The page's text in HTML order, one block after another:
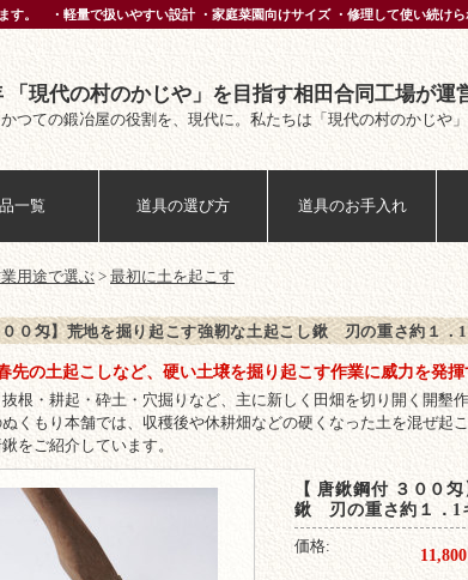
す。 ・軽量で扱いやすい設計 ・家庭菜園向けサイズ ・修理して使い続け
「現代の村のかじや」を目指す相田合同工場が運
つての鍛冶屋の役割を、現代に。私たちは「現代の村のかじや
一覧 道具の選び方 道具のお手入れ
用途で選ぶ > 最初に土を起こす
０匁】荒地を掘り起こす強靭な土起こし鍬 刃の重さ約１．
先の土起こしなど、硬い土壌を掘り起こす作業に威力を発揮
根・耕起・砕土・穴掘りなど、主に新しく田畑を切り開く開墾
くもり本舗では、収穫後や休耕畑などの硬くなった土を混ぜ起
をご紹介しています。
【 唐鍬鋼付 ３００
鍬 刃の重さ約１．1
価格: